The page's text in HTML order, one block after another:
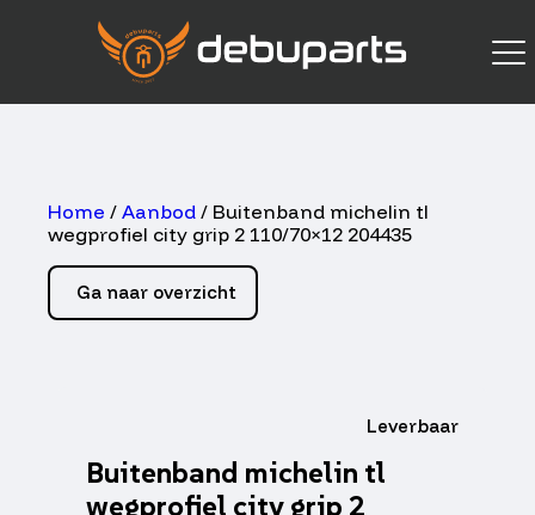
Home / Aanbod / Buitenband michelin tl
wegprofiel city grip 2 110/70×12 204435
Ga naar overzicht
Leverbaar
Buitenband michelin tl
wegprofiel city grip 2